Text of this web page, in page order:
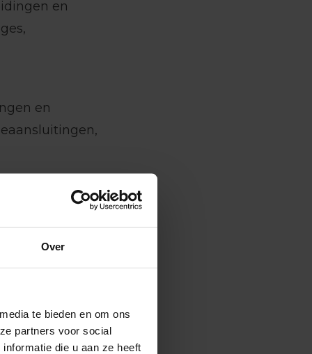
Over
te bieden en om ons
partners voor social
die u aan ze heeft
en
en
lekkages